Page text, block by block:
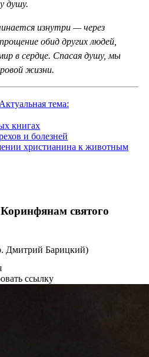
душу.
изнутри — через
обид других людей,
в сердце. Спасая душу, мы
жизни.
Актуальная тема:
книгах
и болезней
христианина к животным
святого
Дмитрий Барицкий)